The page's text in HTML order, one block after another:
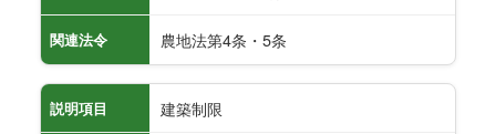
関連法令 農地法第4条・5条
説明項目 建築制限